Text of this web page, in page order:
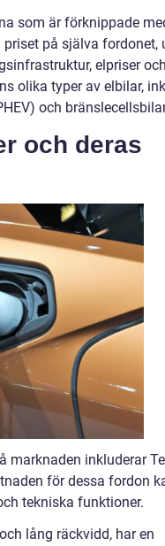
som är förknippade
på själva fordonet,
elpriser
olika typer av elbilar,
och
och deras
marknaden inkluderar
för dessa fordon
tekniska funktioner.
lång räckvidd, har en